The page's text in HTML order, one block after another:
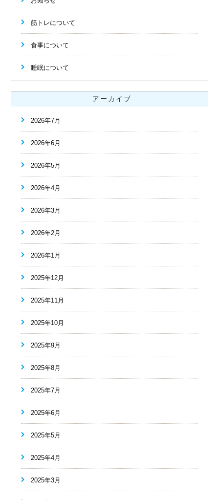
筋トレについて
食事について
睡眠について
アーカイブ
2026年7月
2026年6月
2026年5月
2026年4月
2026年3月
2026年2月
2026年1月
2025年12月
2025年11月
2025年10月
2025年9月
2025年8月
2025年7月
2025年6月
2025年5月
2025年4月
2025年3月